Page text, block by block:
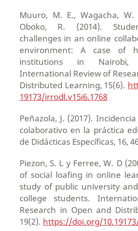
Muuro, M. E., Wagacha,
Oboko, R. (2014).
challenges in an online
environment: A case of
institutions in Nairobi,
International Review of
Distributed Learning, 15(6).
19173/irrodl.v15i6.1768
Peñazola, J. (2017).
colaborativo en la práctica
de Didácticas Específicas, 16,
Piezon, S. L y Ferree, W. D
of social loafing in online
study of public university
college students.
Research in Open and
19(2). https://doi.org/